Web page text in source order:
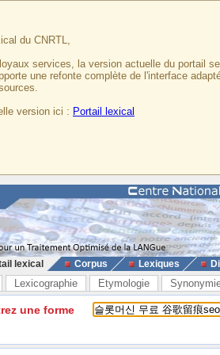
du CNRTL,
services, la version actuelle du portail
une refonte complète de l'interface
version ici : Portail lexical
lexical Corpus Lexiques
Lexicographie Etymologie
une forme